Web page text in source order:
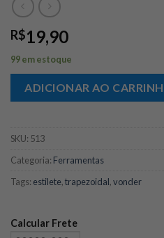
R$19,90
99 em estoque
ADICIONAR AO
SKU: 513
Categoria: Ferramentas
Tags: estilete,trapezoidal,vonder
Calcular Frete